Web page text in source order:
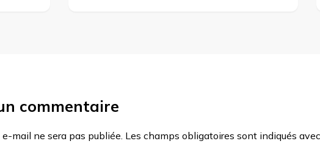
commentaire
mail ne sera pas publiée. Les champs obligatoires sont indiqués